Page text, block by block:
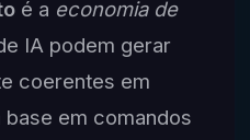
é a economia de
IA podem gerar
coerentes em
em comandos